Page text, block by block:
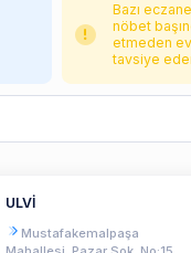
Bazı
nöbet
etmeden
tavsiye
ULVİ
Mustafakemalpaşa